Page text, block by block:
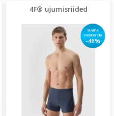
4F® ujumisriided
Suvine
soodustus
-46%